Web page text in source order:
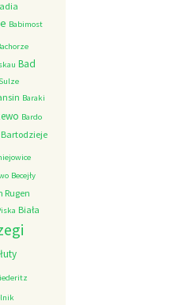
Babimost
Bad
Baraki
Bardo
Bartodzieje
Becejły
Rugen
Biała